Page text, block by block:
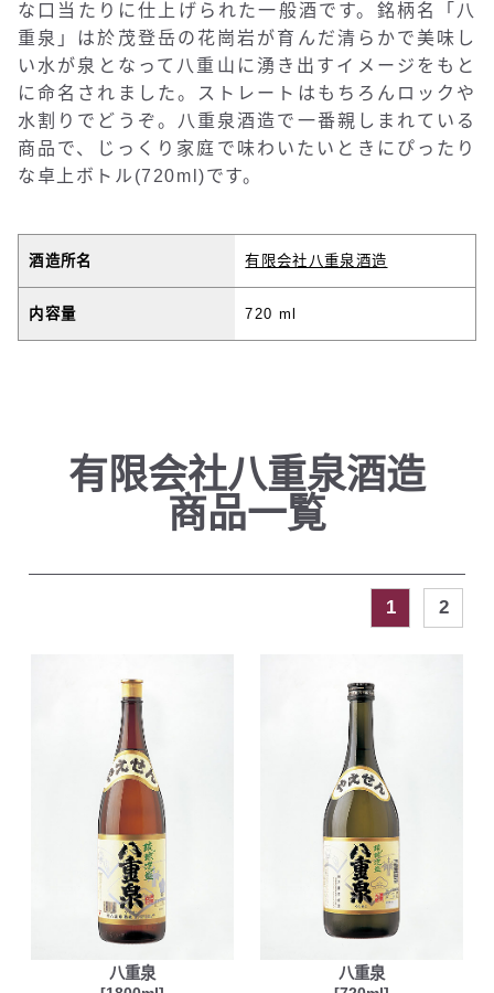
な口当たりに仕上げられた一般酒です。銘柄名「八
重泉」は於茂登岳の花崗岩が育んだ清らかで美味し
い水が泉となって八重山に湧き出すイメージをもと
に命名されました。ストレートはもちろんロックや
水割りでどうぞ。八重泉酒造で一番親しまれている
商品で、じっくり家庭で味わいたいときにぴったり
な卓上ボトル(720ml)です。
酒造所名 有限会社八重泉酒造
内容量 720 ml
有限会社八重泉酒造
商品一覧
1 2
八重泉
八重泉